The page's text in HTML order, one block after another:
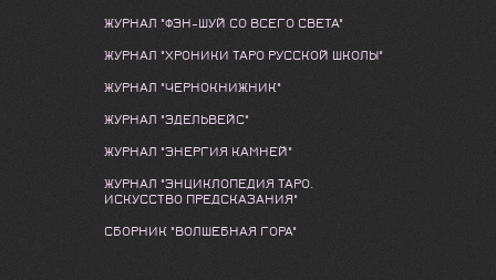
ЖУРНАЛ "ФЭН-ШУЙ СО ВСЕГО СВЕТА"
ЖУРНАЛ "ХРОНИКИ ТАРО РУССКОЙ ШКОЛЫ"
ЖУРНАЛ "ЧЕРНОКНИЖНИК"
ЖУРНАЛ "ЭДЕЛЬВЕЙС"
ЖУРНАЛ "ЭНЕРГИЯ КАМНЕЙ"
ЖУРНАЛ "ЭНЦИКЛОПЕДИЯ ТАРО.
ИСКУССТВО ПРЕДСКАЗАНИЯ"
СБОРНИК "ВОЛШЕБНАЯ ГОРА"